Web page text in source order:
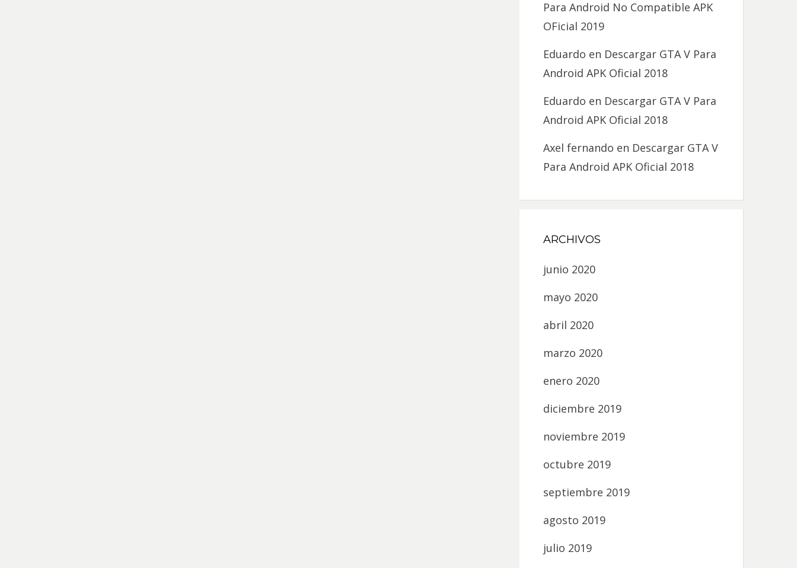
Para Android No Compatible APK
OFicial 2019
Eduardo en Descargar GTA V Para
Android APK Oficial 2018
Eduardo en Descargar GTA V Para
Android APK Oficial 2018
Axel fernando en Descargar GTA V
Para Android APK Oficial 2018
ARCHIVOS
junio 2020
mayo 2020
abril 2020
marzo 2020
enero 2020
diciembre 2019
noviembre 2019
octubre 2019
septiembre 2019
agosto 2019
julio 2019